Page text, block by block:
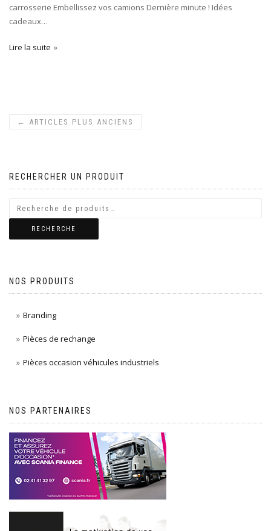
carrosserie Embellissez vos camions Dernière minute ! Idées
cadeaux…
Lire la suite
← ARTICLES PLUS ANCIENS
RECHERCHER UN PRODUIT
RECHERCHE
NOS PRODUITS
Branding
Pièces de rechange
Pièces occasion véhicules industriels
NOS PARTENAIRES